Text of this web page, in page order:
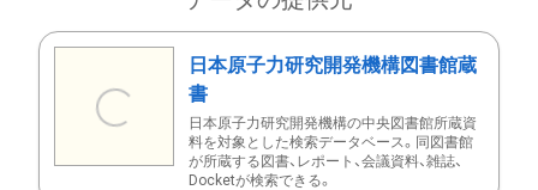
日本原子力研究開発機構図書館蔵
書
日本原子力研究開発機構の中央図書館所蔵資
料を対象とした検索データベース。同図書館
が所蔵する図書、レポート、会議資料、雑誌、
Docketが検索できる。